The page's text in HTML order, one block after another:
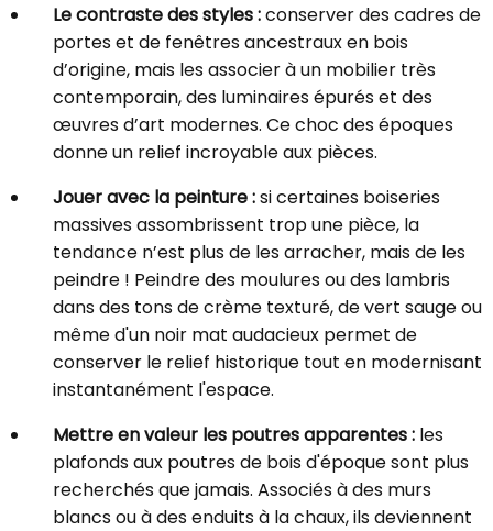
Le contraste des styles :conserver des cadres de
portes et de fenêtres ancestraux en bois
d’origine, mais les associer à un mobilier très
contemporain, des luminaires épurés et des
œuvres d’art modernes. Ce choc des époques
donne un relief incroyable aux pièces.
Jouer avec la peinture :si certaines boiseries
massives assombrissent trop une pièce, la
tendance n’est plus de les arracher, mais de les
peindre ! Peindre des moulures ou des lambris
dans des tons de crème texturé, de vert sauge ou
même d'un noir mat audacieux permet de
conserver le relief historique tout en modernisant
instantanément l'espace.
Mettre en valeur les poutres apparentes : les
plafonds aux poutres de bois d'époque sont plus
recherchés que jamais. Associés à des murs
blancs ou à des enduits à la chaux, ils deviennent